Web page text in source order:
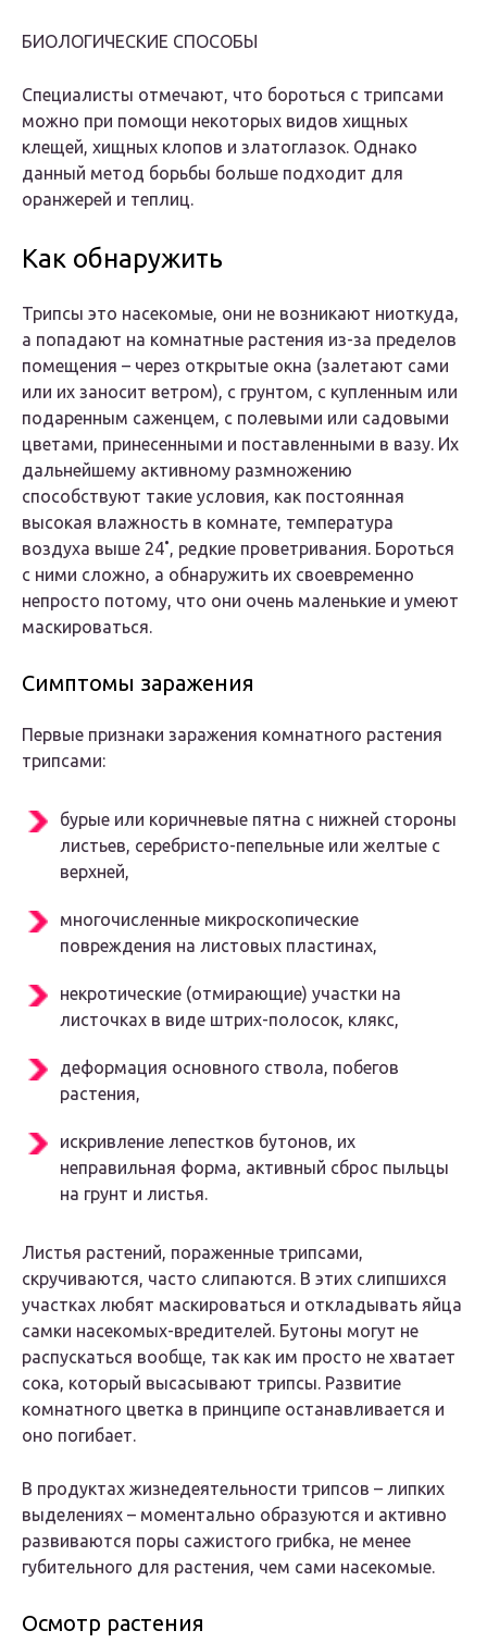
БИОЛОГИЧЕСКИЕ СПОСОБЫ
Специалисты отмечают, что бороться с трипсами
можно при помощи некоторых видов хищных
клещей, хищных клопов и златоглазок. Однако
данный метод борьбы больше подходит для
оранжерей и теплиц.
Как обнаружить
Трипсы это насекомые, они не возникают ниоткуда,
а попадают на комнатные растения из-за пределов
помещения – через открытые окна (залетают сами
или их заносит ветром), с грунтом, с купленным или
подаренным саженцем, с полевыми или садовыми
цветами, принесенными и поставленными в вазу. Их
дальнейшему активному размножению
способствуют такие условия, как постоянная
высокая влажность в комнате, температура
воздуха выше 24˚, редкие проветривания. Бороться
с ними сложно, а обнаружить их своевременно
непросто потому, что они очень маленькие и умеют
маскироваться.
Симптомы заражения
Первые признаки заражения комнатного растения
трипсами:
бурые или коричневые пятна с нижней стороны
листьев, серебристо-пепельные или желтые с
верхней,
многочисленные микроскопические
повреждения на листовых пластинах,
некротические (отмирающие) участки на
листочках в виде штрих-полосок, клякс,
деформация основного ствола, побегов
растения,
искривление лепестков бутонов, их
неправильная форма, активный сброс пыльцы
на грунт и листья.
Листья растений, пораженные трипсами,
скручиваются, часто слипаются. В этих слипшихся
участках любят маскироваться и откладывать яйца
самки насекомых-вредителей. Бутоны могут не
распускаться вообще, так как им просто не хватает
сока, который высасывают трипсы. Развитие
комнатного цветка в принципе останавливается и
оно погибает.
В продуктах жизнедеятельности трипсов – липких
выделениях – моментально образуются и активно
развиваются поры сажистого грибка, не менее
губительного для растения, чем сами насекомые.
Осмотр растения